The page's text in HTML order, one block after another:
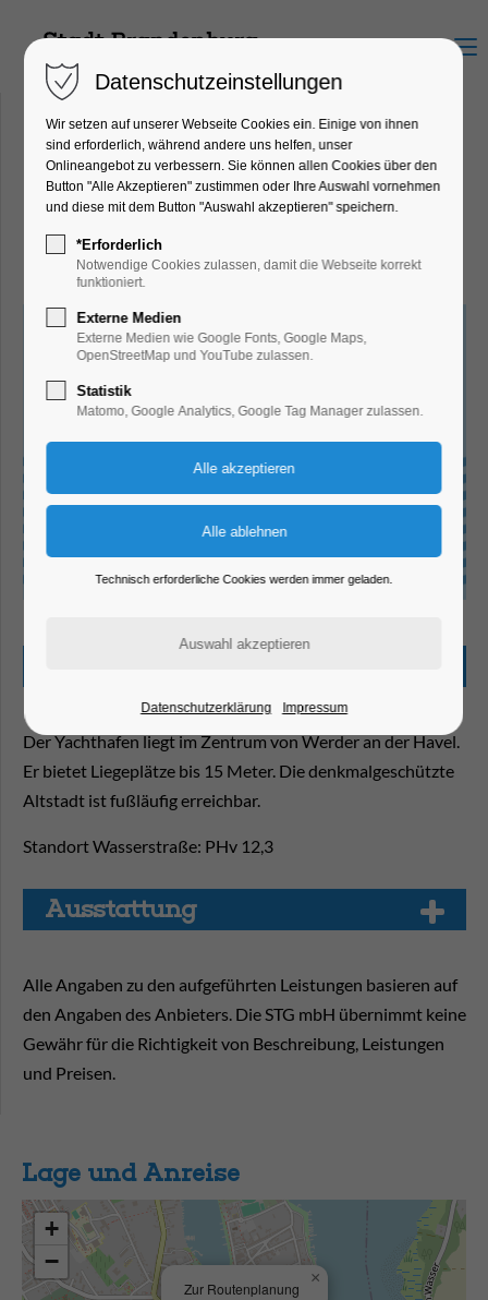
Menu
Yachthafen Scheunhornweg
Adolf-Käger-Str. 7, 14542 Werder
(Havel)
Der Yachthafen liegt im Zentrum von Werder an der Havel.
Er bietet Liegeplätze bis 15 Meter. Die denkmalgeschützte
Altstadt ist fußläufig erreichbar.
Standort Wasserstraße: PHv 12,3
Aus­stat­tung
Alle Angaben zu den aufgeführten Leistungen basieren auf
den Angaben des Anbieters. Die STG mbH übernimmt keine
Gewähr für die Richtigkeit von Beschreibung, Leistungen
und Preisen.
Lage und Anreise
Zur Routenplanung
×
+
−
Datenschutzeinstellungen
Wir setzen auf unserer Webseite Cookies ein. Einige von ihnen
sind erforderlich, während andere uns helfen, unser
Onlineangebot zu verbessern. Sie können allen Cookies über den
Button "Alle Akzeptieren" zustimmen oder Ihre Auswahl vornehmen
und diese mit dem Button "Auswahl akzeptieren" speichern.
*Erforderlich
Notwendige Cookies zulassen, damit die Webseite korrekt
funktioniert.
Externe Medien
Externe Medien wie Google Fonts, Google Maps,
OpenStreetMap und YouTube zulassen.
Statistik
Matomo, Google Analytics, Google Tag Manager zulassen.
Technisch erforderliche Cookies werden immer geladen.
Datenschutzerklärung Impressum